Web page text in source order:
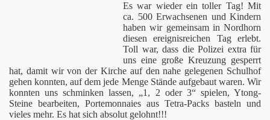
Es war wieder ein toller Tag! Mit
ca. 500 Erwachsenen und Kindern
haben wir gemeinsam in Nordhorn
diesen ereignisreichen Tag erlebt.
Toll war, dass die Polizei extra für
uns eine große Kreuzung gesperrt
hat, damit wir von der Kirche auf den nahe gelegenen Schulhof
gehen konnten, auf dem jede Menge Stände aufgebaut waren. Wir
konnten uns schminken lassen, „1, 2 oder 3“ spielen, Ytong-
Steine bearbeiten, Portemonnaies aus Tetra-Packs basteln und
vieles mehr. Es hat sich absolut gelohnt!!!